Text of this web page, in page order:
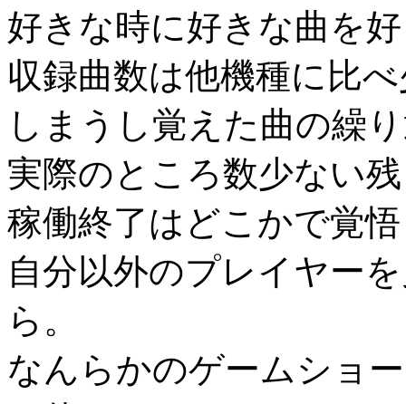
好きな時に好きな曲を
収録曲数は他機種に比
しまうし覚えた曲の繰
実際のところ数少ない
稼働終了はどこかで覚
自分以外のプレイヤー
ら。
なんらかのゲームショ